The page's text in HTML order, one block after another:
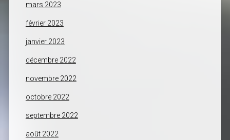
mars 2023
février 2023
janvier 2023
décembre 2022
novembre 2022
octobre 2022
septembre 2022
août 2022